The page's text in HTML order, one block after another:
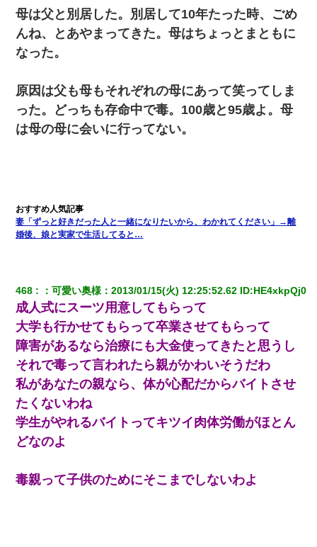
母は父と別居した。別居して10年たった時、ごめ
んね、とあやまってきた。母はちょっとまともに
なった。
原因は父も母もそれぞれの母にあって笑ってしま
った。どっちも存命中で毒。100歳と95歳よ。母
は母の母に会いに行ってない。
妻「ずっと好きだった人と一緒になりたいから、わかれてください」→離
婚後、娘と実家で生活してると…
468 ：可愛い奥様 ：2013/01/15(火) 12:25:52.62 ID:HE4xkpQj0
成人式にスーツ用意してもらって
大学も行かせてもらって卒業させてもらって
障害があるなら治療にも大金使ってきたと思うし
それで毒って言われたら親がかわいそうだわ
私があなたの親なら、体が心配だからバイトさせ
たくないわね
学生がやれるバイトってキツイ肉体労働がほとん
どなのよ
毒親って子供のためにそこまでしないわよ